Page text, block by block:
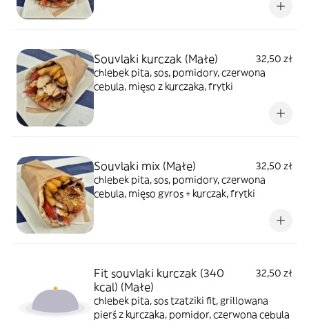
Souvlaki kurczak (Małe)
32,50 zł
chlebek pita, sos, pomidory, czerwona
cebula, mięso z kurczaka, frytki
Souvlaki mix (Małe)
32,50 zł
chlebek pita, sos, pomidory, czerwona
cebula, mięso gyros + kurczak, frytki
Fit souvlaki kurczak (340
kcal) (Małe)
32,50 zł
chlebek pita, sos tzatziki fit, grillowana
pierś z kurczaka, pomidor, czerwona cebula